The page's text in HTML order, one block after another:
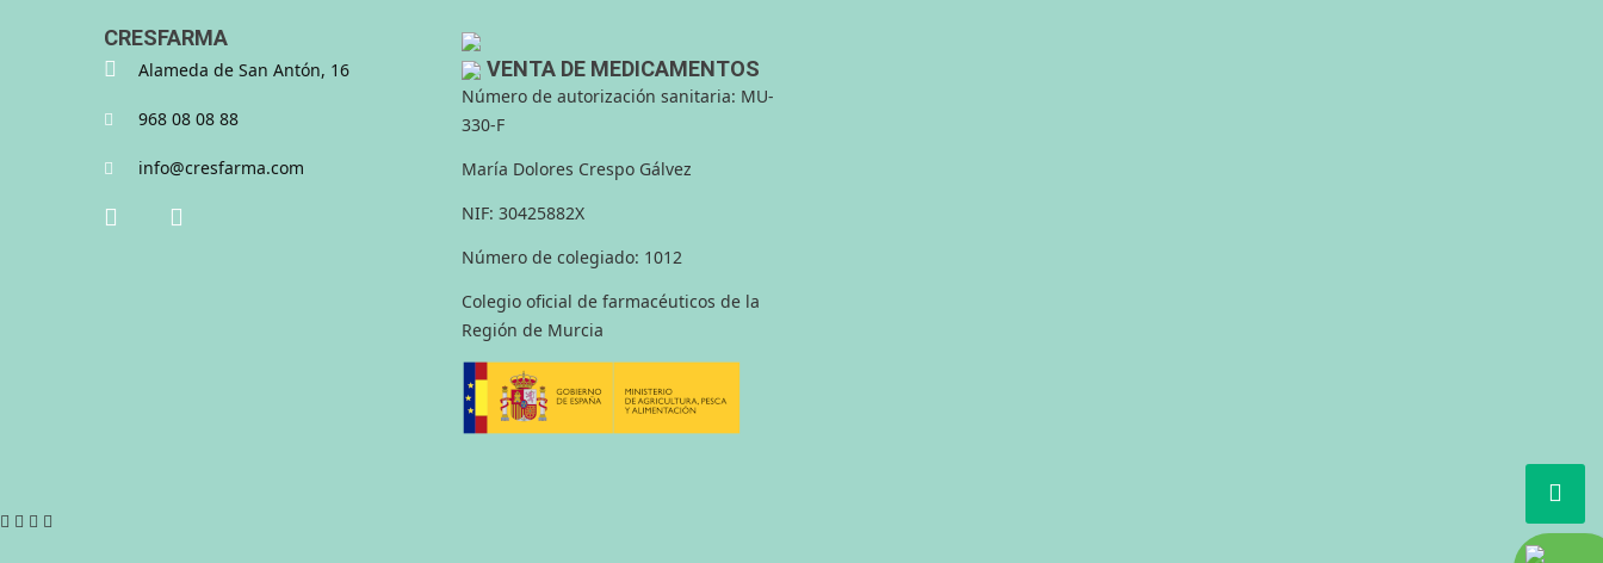
CRESFARMA
Alameda de San Antón, 16
968 08 08 88
info@cresfarma.com
VENTA DE MEDICAMENTOS
Número de autorización sanitaria: MU-
330-F
María Dolores Crespo Gálvez
NIF: 30425882X
Número de colegiado: 1012
Colegio oficial de farmacéuticos de la
Región de Murcia